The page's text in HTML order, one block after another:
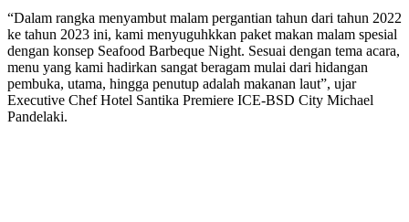
“Dalam rangka menyambut malam pergantian tahun dari tahun 2022
ke tahun 2023 ini, kami menyuguhkkan paket makan malam spesial
dengan konsep Seafood Barbeque Night. Sesuai dengan tema acara,
menu yang kami hadirkan sangat beragam mulai dari hidangan
pembuka, utama, hingga penutup adalah makanan laut”, ujar
Executive Chef Hotel Santika Premiere ICE-BSD City Michael
Pandelaki.